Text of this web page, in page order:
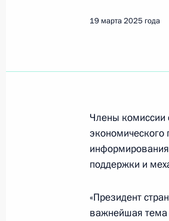
4 июня 2025 года,
Встреча с
слава», и
героиня»
19 марта 2025 года
Члены комиссии
поддержки и
«Президент
важнейшая тема